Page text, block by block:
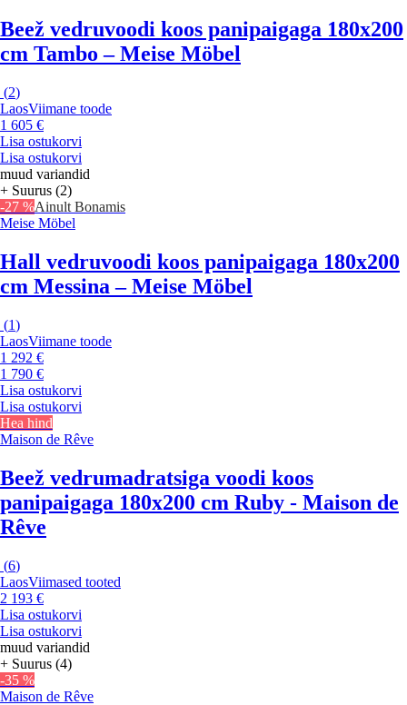
Beež vedruvoodi koos panipaigaga 180x200
cm Tambo – Meise Möbel
(2)
LaosViimane toode
1 605 €
Lisa ostukorvi
Lisa ostukorvi
muud variandid
+ Suurus (2)
-27 %Ainult Bonamis
Meise Möbel
Hall vedruvoodi koos panipaigaga 180x200
cm Messina – Meise Möbel
(1)
LaosViimane toode
1 292 €
1 790 €
Lisa ostukorvi
Lisa ostukorvi
Hea hind
Maison de Rêve
Beež vedrumadratsiga voodi koos
panipaigaga 180x200 cm Ruby - Maison de
Rêve
(6)
LaosViimased tooted
2 193 €
Lisa ostukorvi
Lisa ostukorvi
muud variandid
+ Suurus (4)
-35 %
Maison de Rêve